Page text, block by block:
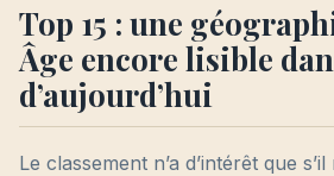
Top 15 : une
Âge encore lisible
d’aujourd’hui
Le classement n’a d’intérêt que